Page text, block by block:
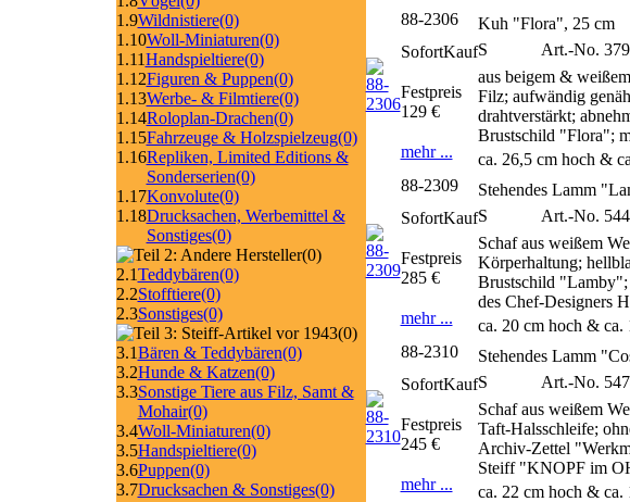
1.9Wildnistiere(0)
1.10Woll-Miniaturen(0)
1.11Handspieltiere(0)
1.12Figuren & Puppen(0)
1.13Werbe- & Filmtiere(0)
1.14Roloplan-Drachen(0)
1.15Fahrzeuge & Holzspielzeug(0)
1.16Repliken, Limited Editions &
Sonderserien(0)
1.17Konvolute(0)
1.18Drucksachen, Werbemittel &
Sonstiges(0)
(0)
2.1Teddybären(0)
2.2Stofftiere(0)
2.3Sonstiges(0)
(0)
3.1Bären & Teddybären(0)
3.2Hunde & Katzen(0)
3.3Sonstige Tiere aus Filz, Samt &
Mohair(0)
3.4Woll-Miniaturen(0)
3.5Handspieltiere(0)
3.6Puppen(0)
3.7Drucksachen & Sonstiges(0)
88-2306
Kuh "Flora", 25 cm
S
Art.-No.
aus beigem &
Filz; aufwändig
drahtverstärkt;
Brustschild "Flora";
ca. 26,5 cm hoch &
SofortKauf
Festpreis
129 €
mehr ...
88-2309
Stehendes Lamm
S
Art.-No.
Schaf aus weißem
Körperhaltung;
Brustschild "Lamby";
des Chef-Designers
ca. 20 cm hoch & ca.
SofortKauf
Festpreis
285 €
mehr ...
88-2310
Stehendes Lamm
S
Art.-No.
Schaf aus weißem
Taft-Halsschleife;
Archiv-Zettel
Steiff "KNOPF im
ca. 22 cm hoch & ca.
SofortKauf
Festpreis
245 €
mehr ...